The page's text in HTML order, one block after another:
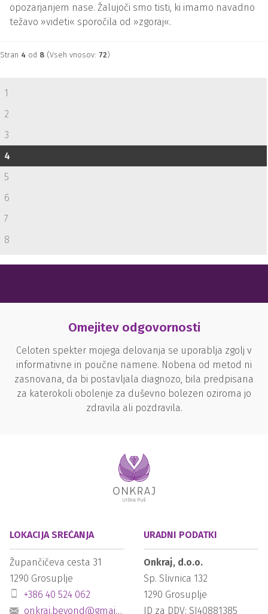
opozarjanjem nase. Žalujoči smo tisti, ki imamo navadno
težavo »videti« sporočila od »zgoraj«.
Stran 4 od 8 (Vseh vnosov: 72)
1
2
3
4
5
6
7
8
Omejitev odgovornosti
Celoten spekter mojega delovanja se uporablja zgolj v
informativne in poučne namene. Nobena od metod ni
zasnovana, da bi postavljala diagnozo, bila predpisana
za katerokoli obolenje za duševno bolezen oziroma jo
zdravila ali pozdravila.
LOKACIJA SREČANJA
Župančičeva cesta 31
1290 Grosuplje
+386 40 524 062
onkraj.beyond@gmail.com
URADNI PODATKI
Onkraj, d.o.o.
Sp. Slivnica 132
1290 Grosuplje
ID za DDV: SI40881385